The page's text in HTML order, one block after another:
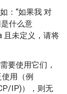
：“如果我 对
什么意
且未定义，请将
要使用它们，
用（例
IP)），则无